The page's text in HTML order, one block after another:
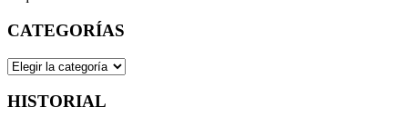
CATEGORÍAS
CATEGORÍAS
HISTORIAL